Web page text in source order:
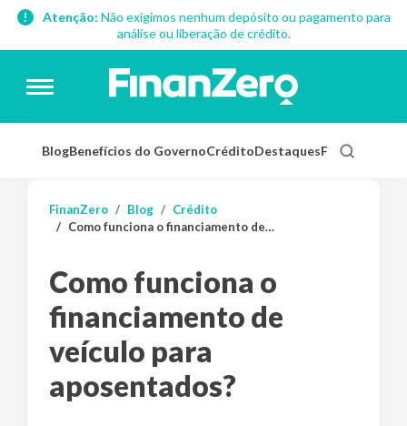
Atenção: Não exigimos nenhum depósito ou pagamento para
análise ou liberação de crédito.
BlogBenefícios do GovernoCréditoDestaquesFinanças
FinanZero Blog
Crédito
Como funciona o financiamento de veículo para aposentados?
Como funciona o
financiamento de
veículo para
aposentados?